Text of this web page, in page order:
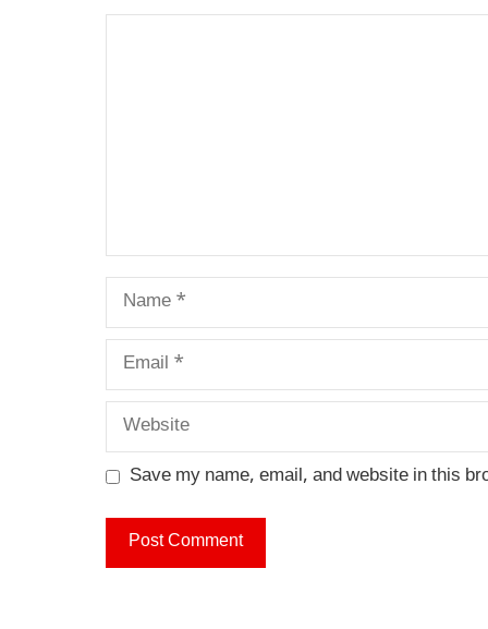
Name
Email
Website
Save my name, email, and website in this